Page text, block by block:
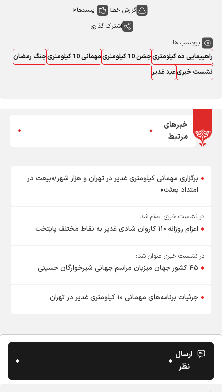
گزارش خطا پسندها0
اشتراک گذاری
برچسب ها:
راهپیمایی ده کیلومتریجشن 10 کیلومتری مهمانی 10 کیلومتری
جنگ رمضان
نشست خبریعید غدیر
خبرهای
مرتبط
برگزاری مهمانی کیلومتری غدیر در تهران و هزار شهر/«بیعت در
امتداد بعثت»
در نشست خبری اعلام شد
اعزام روزانه ۱۱۰ کاروان شادی غدیر به نقاط مختلف پایتخت
در نشست خبری عنوان شد؛
۴۵ کشور جهان میزبان مراسم جهانی شیرخوارگان حسینی
جزئیات برنامه‌های مهمانی ۱۰ کیلومتری غدیر در تهران
ارسال
نظر